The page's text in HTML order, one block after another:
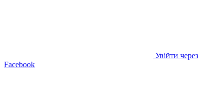
Увійти через
Facebook